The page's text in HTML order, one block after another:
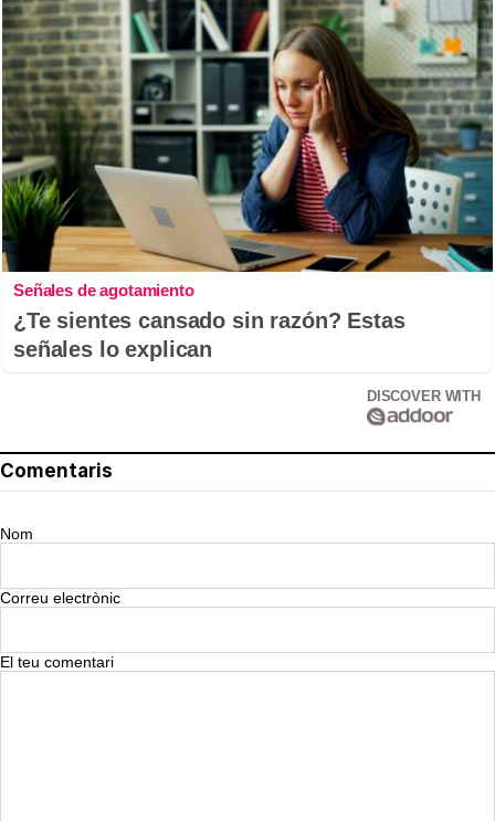
Señales de agotamiento
¿Te sientes cansado sin razón? Estas
señales lo explican
DISCOVER WITH
Comentaris
Nom
Correu electrònic
El teu comentari